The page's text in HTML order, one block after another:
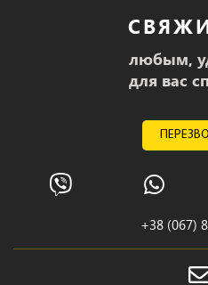
любым,
для вас
+38 (067)